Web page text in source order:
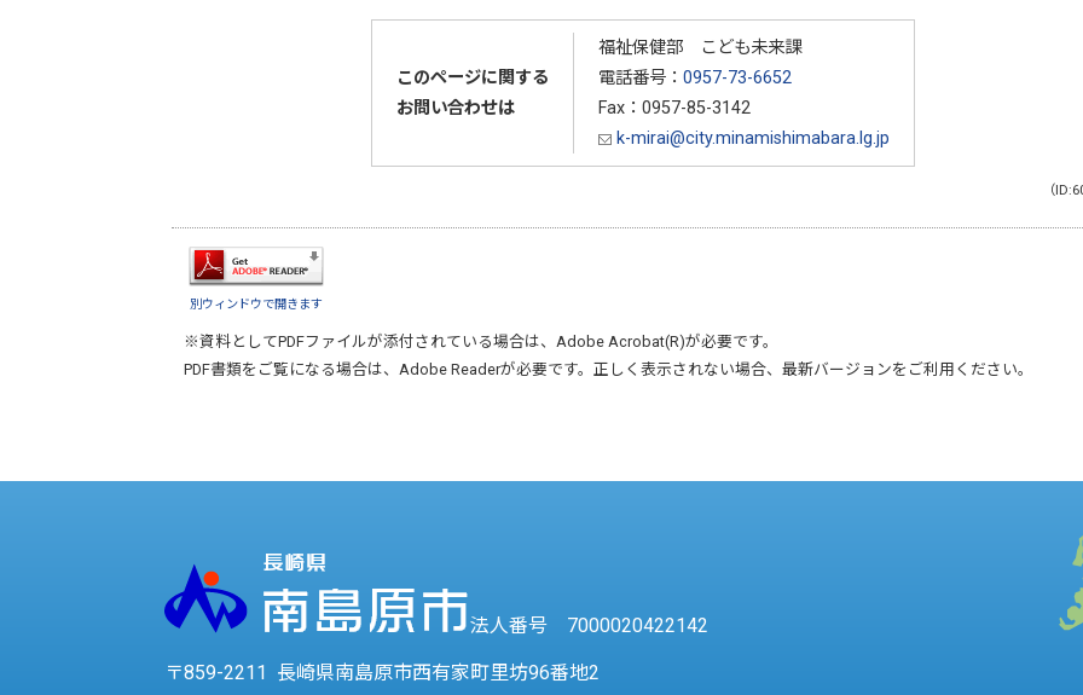
このページに関する
お問い合わせは
福祉保健部 こども未来課
電話番号： 0957-73-6652
Fax：0957-85-3142
k-mirai@city.minamishimabara.lg.jp
（
別ウィンドウで開きます
※資料としてPDFファイルが添付されている場合は、 Adobe Acrobat(R)が必要です。
PDF書類をご覧になる場合は、 Adobe Readerが必要です。正しく表示されない場合、最新バージョンをご利用ください。
法人番号 7000020422142
〒859-2211 長崎県南島原市西有家町里坊96番地2